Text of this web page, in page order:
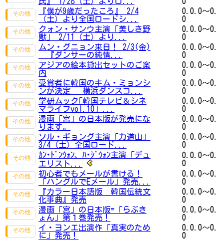
『僕が9歳だったころ』 2/4
（土）より全国ロードシ...
0.0.0～0.
0
クォン・サンウ主演「美しき野
獣」 2/11（土）より...
0.0.0～0.
0
ムン・グニョン来日！ 2/3(金)
『ダンサーの純情...
0.0.0～0.
0
アジアの絵本貸出セットのご案
内
0.0.0～0.
0
受賞者に韓国のキム・ミョンシ
ンが決定 横浜ダンスコ...
0.0.0～0.
0
学研ムック｢韓国テレビ＆シネ
マライフvol.10｣ ...
0.0.0～0.
0
漫画「宮」の日本版が発売にな
ります。
0.0.0～0.
0
ソル・ギョング主演「力道山」
3/4（土）全国ロード...
0.0.0～0.
0
ｶﾝ･ﾄﾞﾝｳｫﾝ、ﾊ･ｼﾞｳｫﾝ主演「デュ
エリスト...
0.0.0～0.
0
初心者でもメールが書ける！
「ハングルでEメール」発売...
0.0.0～0.
0
『カラー日本語版 韓国伝統文
化事典』発売
0.0.0～0.
0
漫画「宮」の日本版=「らぶき
ょん」第１巻発売！
0.0.0～0.
0
イ・ヨンエ出演作「真実のため
に」発売！
0.0.0～0.
0